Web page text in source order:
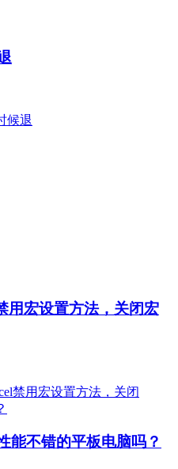
用宏设置方法，关闭宏
能不错的平板电脑吗？